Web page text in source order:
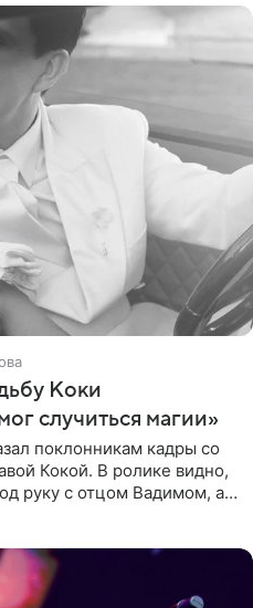
Коки
случиться магии»
поклонникам кадры со
Кокой. В ролике видно,
руку с отцом Вадимом, а у